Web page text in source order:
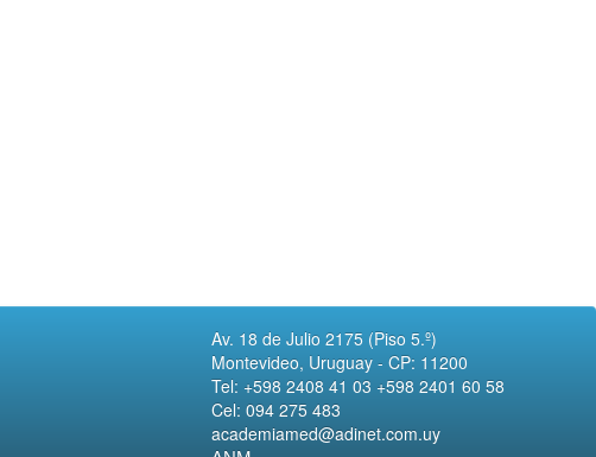
Av. 18 de Julio 2175 (Piso 5.º)
Montevideo, Uruguay - CP: 11200
Tel: +598 2408 41 03 +598 2401 60 58
Cel: 094 275 483
academiamed@adinet.com.uy